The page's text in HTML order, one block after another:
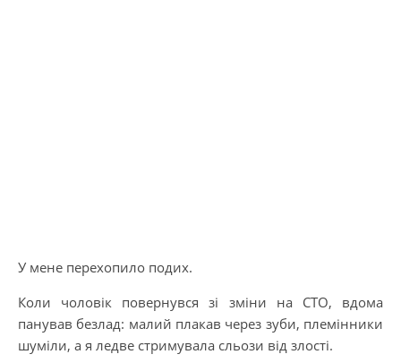
У мене перехопило подих.
Коли чоловік повернувся зі зміни на СТО, вдома
панував безлад: малий плакав через зуби, племінники
шуміли, а я ледве стримувала сльози від злості.